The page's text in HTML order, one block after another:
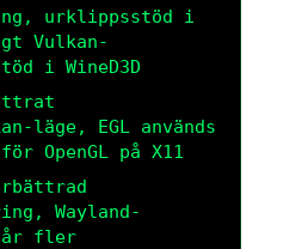
urklippsstöd i
Vulkan-
i WineD3D
läge, EGL används
OpenGL på X11
Wayland-
fler